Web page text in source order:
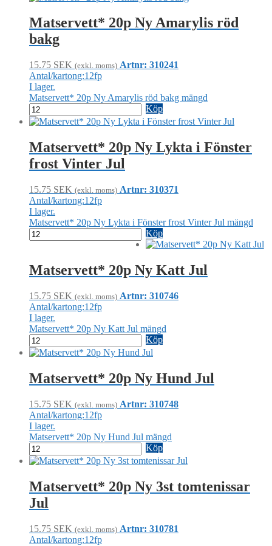
Matservett* 20p Ny Amarylis röd
bakg
15.75 SEK (exkl. moms) Artnr: 310241
Antal/kartong:12fp
I lager.
Matservett* 20p Ny Amarylis röd bakg mängd
Köp
Matservett* 20p Ny Lykta i Fönster
frost Vinter Jul
15.75 SEK (exkl. moms) Artnr: 310371
Antal/kartong:12fp
I lager.
Matservett* 20p Ny Lykta i Fönster frost Vinter Jul mängd
Köp
Matservett* 20p Ny Katt Jul
15.75 SEK (exkl. moms) Artnr: 310746
Antal/kartong:12fp
I lager.
Matservett* 20p Ny Katt Jul mängd
Köp
Matservett* 20p Ny Hund Jul
15.75 SEK (exkl. moms) Artnr: 310748
Antal/kartong:12fp
I lager.
Matservett* 20p Ny Hund Jul mängd
Köp
Matservett* 20p Ny 3st tomtenissar
Jul
15.75 SEK (exkl. moms) Artnr: 310781
Antal/kartong:12fp